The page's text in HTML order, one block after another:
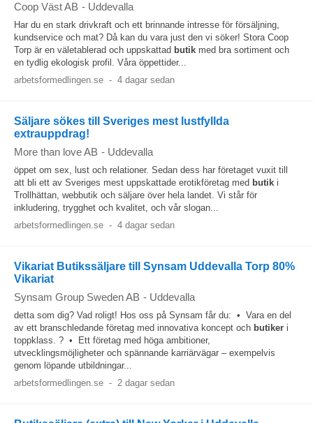
Coop Väst AB - Uddevalla
Har du en stark drivkraft och ett brinnande intresse för försäljning,
kundservice och mat? Då kan du vara just den vi söker! Stora Coop
Torp är en väletablerad och uppskattad butik med bra sortiment och
en tydlig ekologisk profil. Våra öppettider...
arbetsformedlingen.se - 4 dagar sedan
Säljare sökes till Sveriges mest lustfyllda
extrauppdrag!
More than love AB - Uddevalla
öppet om sex, lust och relationer. Sedan dess har företaget vuxit till
att bli ett av Sveriges mest uppskattade erotikföretag med butik i
Trollhättan, webbutik och säljare över hela landet. Vi står för
inkludering, trygghet och kvalitet, och vår slogan...
arbetsformedlingen.se - 4 dagar sedan
Vikariat Butikssäljare till Synsam Uddevalla Torp 80%
Vikariat
Synsam Group Sweden AB - Uddevalla
detta som dig? Vad roligt! Hos oss på Synsam får du: • Vara en del
av ett branschledande företag med innovativa koncept och butiker i
toppklass. ? • Ett företag med höga ambitioner,
utvecklingsmöjligheter och spännande karriärvägar – exempelvis
genom löpande utbildningar...
arbetsformedlingen.se - 2 dagar sedan